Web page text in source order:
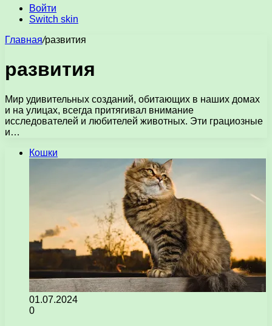
Войти
Switch skin
Главная/развития
развития
Мир удивительных созданий, обитающих в наших домах
и на улицах, всегда притягивал внимание
исследователей и любителей животных. Эти грациозные
и…
Кошки
01.07.2024
0